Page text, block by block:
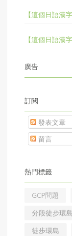
【這個日語漢
【這個日語漢
廣告
訂閱
發表文章
留言
熱門標籤
GCP問題
分段徒步環島
徒步環島